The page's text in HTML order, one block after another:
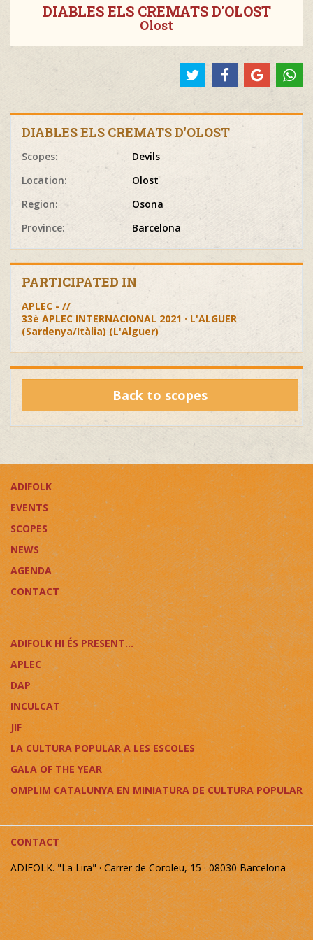
DIABLES ELS CREMATS D'OLOST
Olost
DIABLES ELS CREMATS D'OLOST
Scopes:
Devils
Location:
Olost
Region:
Osona
Province:
Barcelona
PARTICIPATED IN
APLEC - //
33è APLEC INTERNACIONAL 2021 · L'ALGUER
(Sardenya/Itàlia) (L'Alguer)
Back to scopes
ADIFOLK
EVENTS
SCOPES
NEWS
AGENDA
CONTACT
ADIFOLK HI ÉS PRESENT...
APLEC
DAP
INCULCAT
JIF
LA CULTURA POPULAR A LES ESCOLES
GALA OF THE YEAR
OMPLIM CATALUNYA EN MINIATURA DE CULTURA POPULAR
CONTACT
ADIFOLK. "La Lira" · Carrer de Coroleu, 15 · 08030 Barcelona